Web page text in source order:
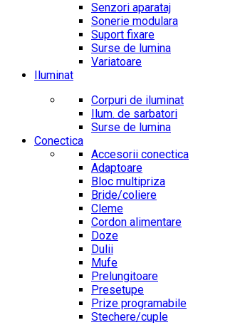
Senzori aparataj
Sonerie modulara
Suport fixare
Surse de lumina
Variatoare
Iluminat
Corpuri de iluminat
Ilum. de sarbatori
Surse de lumina
Conectica
Accesorii conectica
Adaptoare
Bloc multipriza
Bride/coliere
Cleme
Cordon alimentare
Doze
Dulii
Mufe
Prelungitoare
Presetupe
Prize programabile
Stechere/cuple